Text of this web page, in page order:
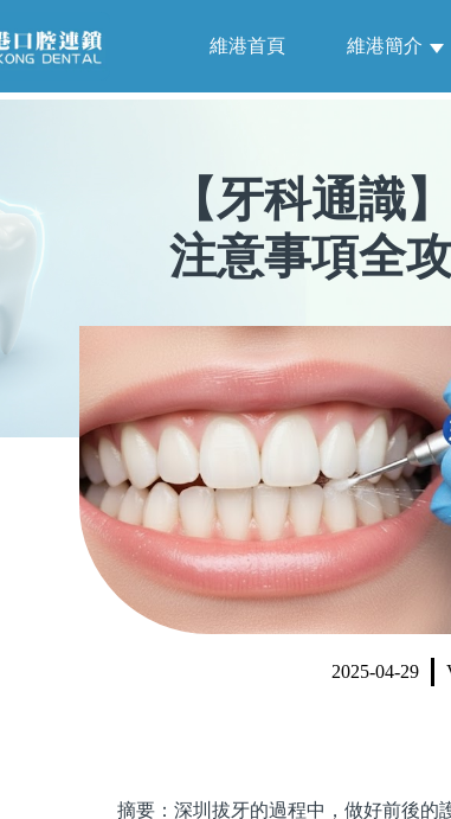
維港首頁 維港簡介
【牙科通識】
注意事項全
2025-04-29
摘要：深圳拔牙的過程中，做好前後的護